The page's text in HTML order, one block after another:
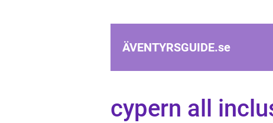
ÄVENTYRSGUIDE.se
cypern all